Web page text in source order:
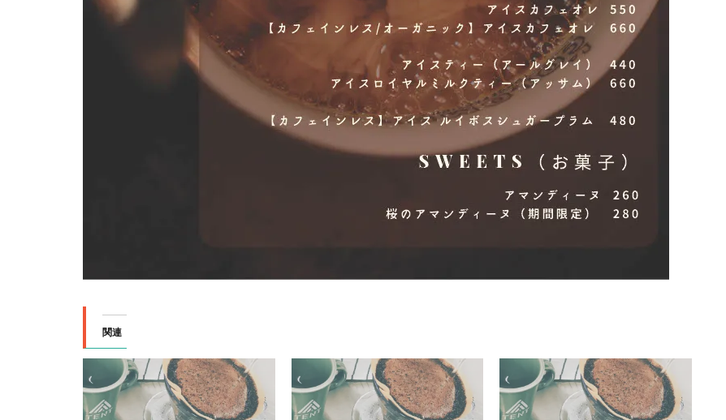
関連